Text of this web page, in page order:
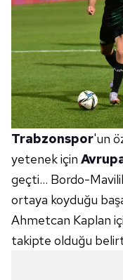
Trabzonspor'un
yetenek için
geçti... Bordo-
ortaya koyduğu
Ahmetcan Kaplan
takipte olduğu